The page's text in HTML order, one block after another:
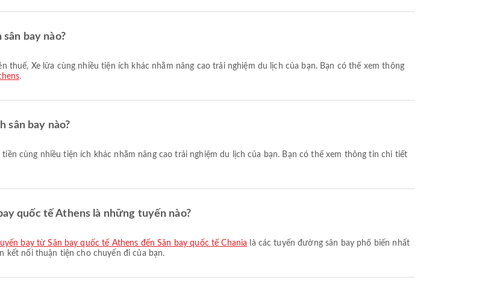
bay nào?
.
sân bay nào?
quốc tế Athens là những tuyến nào?
bay từ Sân bay quốc tế Athens đến Sân bay quốc tế Chania là các tuyến đường sân bay phổ biến nhất
kết nối thuận tiện cho chuyến đi của bạn.